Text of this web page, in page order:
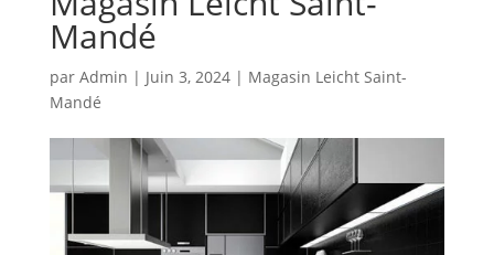
Mandé
par Admin | Juin 3, 2024| Magasin Leicht Saint-
Mandé